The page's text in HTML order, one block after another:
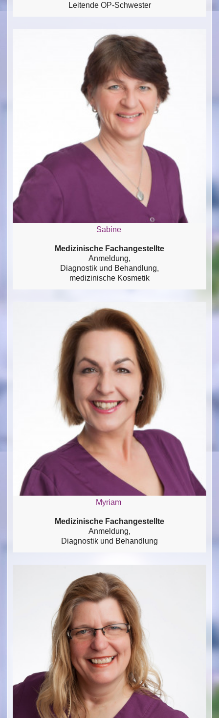
Leitende OP-Schwester
Sabine
Medizinische Fachangestellte
Anmeldung,
Diagnostik und Behandlung,
medizinische Kosmetik
Myriam
Medizinische Fachangestellte
Anmeldung,
Diagnostik und Behandlung